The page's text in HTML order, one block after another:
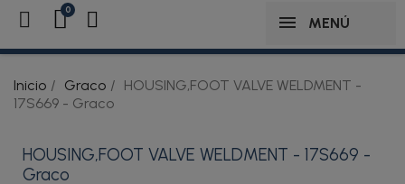
MENÚ
Inicio Graco
HOUSING,FOOT VALVE WELDMENT -
17S669 - Graco
HOUSING,FOOT VALVE WELDMENT - 17S669 -
Graco